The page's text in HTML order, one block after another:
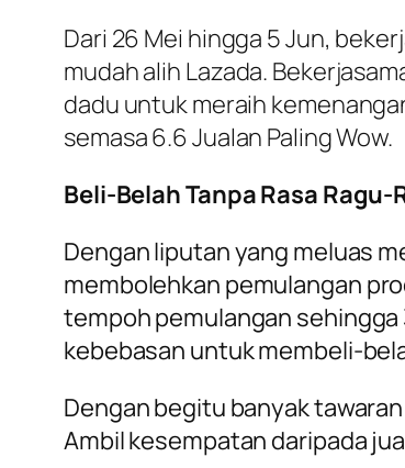
Dari 26 Mei hingga 5 Jun,
mudah alih Lazada.
dadu untuk meraih
semasa 6.6 Jualan Paling Wow.
Beli-Belah Tanpa Rasa Ragu-
Dengan liputan yang meluas
membolehkan pemulangan
tempoh pemulangan sehingga
kebebasan untuk membeli-
Dengan begitu banyak
Ambil kesempatan daripada